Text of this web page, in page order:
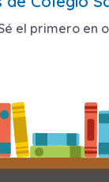
el primero en